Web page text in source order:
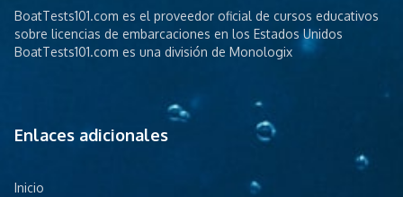
BoatTests101.com es el proveedor oficial de cursos educativos
sobre licencias de embarcaciones en los Estados Unidos
BoatTests101.com es una división de Monologix
Enlaces adicionales
Inicio